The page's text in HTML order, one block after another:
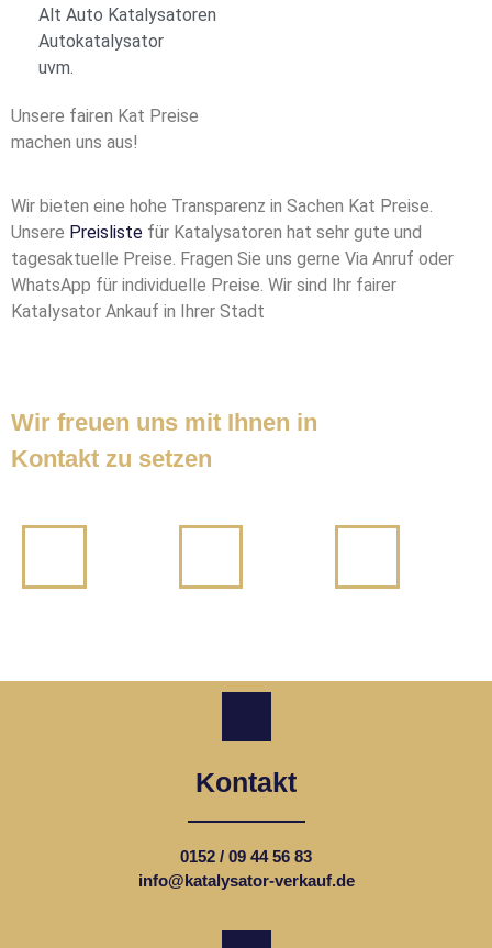
Alt Auto Katalysatoren
Autokatalysator
uvm.
Unsere fairen Kat Preise
machen uns aus!
Wir bieten eine hohe Transparenz in Sachen Kat Preise.
Unsere Preisliste für Katalysatoren hat sehr gute und
tagesaktuelle Preise. Fragen Sie uns gerne Via Anruf oder
WhatsApp für individuelle Preise. Wir sind Ihr fairer
Katalysator Ankauf in Ihrer Stadt
Wir freuen uns mit Ihnen in
Kontakt zu setzen
Kontakt
0152 / 09 44 56 83
info@katalysator-verkauf.de